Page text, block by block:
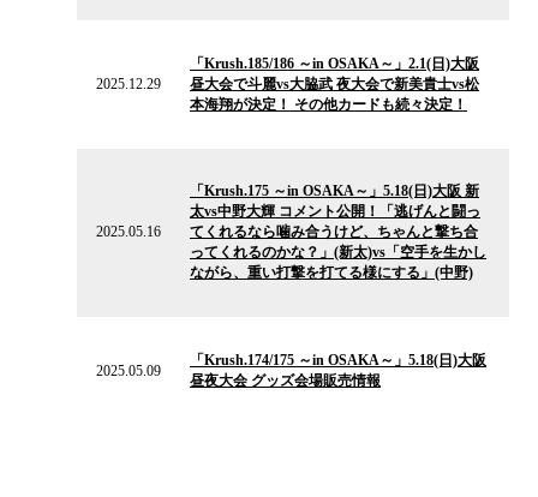
2025.12.29
「Krush.185/186 ～in OSAKA～」2.1(日)大阪
昼大会で斗麗vs大脇武 夜大会で新美貴士vs松
本海翔が決定！ その他カードも続々決定！
2025.05.16
「Krush.175 ～in OSAKA～」5.18(日)大阪 新
太vs中野大輝 コメント公開！「逃げんと闘っ
てくれるなら噛み合うけど、ちゃんと撃ち合
ってくれるのかな？」(新太)vs「空手を生かし
ながら、重い打撃を打てる様にする」(中野)
2025.05.09
「Krush.174/175 ～in OSAKA～」5.18(日)大阪
昼夜大会 グッズ会場販売情報